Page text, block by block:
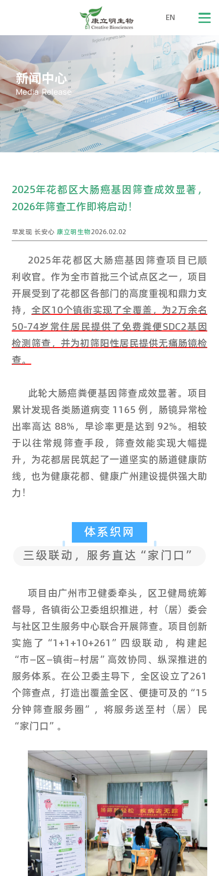
EN
2025年花都区大肠癌基因筛查成效显著，
2026年筛查工作即将启动！
早发现 长安心 康立明生物2026.02.02
2025年花都区大肠癌基因筛查项目已顺
利收官。作为全市首批三个试点区之一，项目
开展受到了花都区各部门的高度重视和鼎力支
持，全区10个镇街实现了全覆盖，为2万余名
50-74岁常住居民提供了免费粪便SDC2基因
检测筛查，并为初筛阳性居民提供无痛肠镜检
查。
此轮大肠癌粪便基因筛查成效显著。项目
累计发现各类肠道病变 1165 例，肠镜异常检
出率高达 88%，早诊率更是达到 92%。相较
于以往常规筛查手段，筛查效能实现大幅提
升，为花都居民筑起了一道坚实的肠道健康防
线，也为健康花都、健康广州建设提供强大助
力！
体系织网
三级联动，服务直达“家门口”
项目由广州市卫健委牵头，区卫健局统筹
督导，各镇街公卫委组织推进，村（居）委会
与社区卫生服务中心联合开展筛查。项目创新
实施了“1+1+10+261”四级联动，构建起
“市—区—镇街—村居”高效协同、纵深推进的
服务体系。在公卫委主导下，全区设立了261
个筛查点，打造出覆盖全区、便捷可及的“15
分钟筛查服务圈”，将服务送至村（居）民
“家门口”。